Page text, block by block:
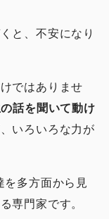
と、不安になり
ではありませ
話を聞いて動け
いろいろな力が
を多方面から見
専門家です。